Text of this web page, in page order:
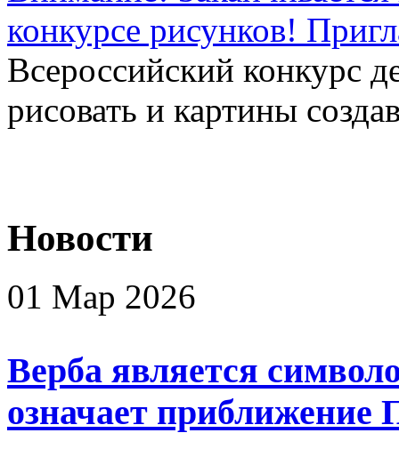
конкурсе рисунков!
Всероссийский конкурс
рисовать и картины
Новости
01 Мар 2026
Верба является
означает приближение